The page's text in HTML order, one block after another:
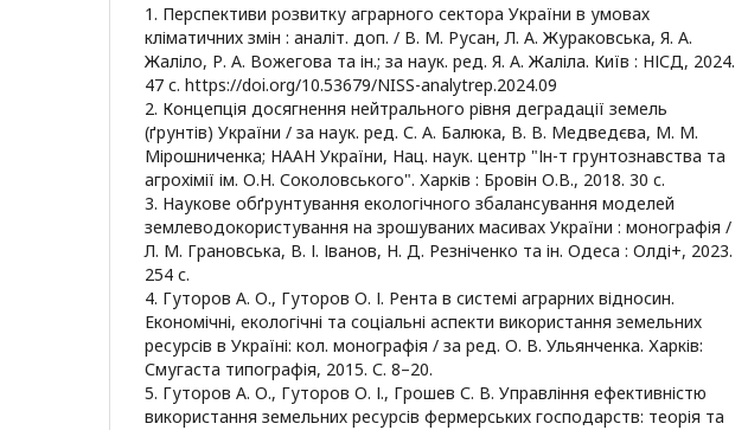
1. Перспективи розвитку аграрного сектора України в умовах
кліматичних змін : аналіт. доп. / В. М. Русан, Л. А. Жураковська, Я. А.
Жаліло, Р. А. Вожегова та ін.; за наук. ред. Я. А. Жаліла. Київ : НІСД, 2024.
47 с. https://doi.org/10.53679/NISS-analytrep.2024.09
2. Концепція досягнення нейтрального рівня деградації земель
(ґрунтів) України / за наук. ред. С. А. Балюка, В. В. Медведєва, М. М.
Мірошниченка; НААН України, Нац. наук. центр "Ін-т грунтознавства та
агрохімії ім. О.Н. Соколовського". Харків : Бровін О.В., 2018. 30 c.
3. Наукове обґрунтування екологічного збалансування моделей
землеводокористування на зрошуваних масивах України : монографія /
Л. М. Грановська, В. І. Іванов, Н. Д. Резніченко та ін. Одеса : Олді+, 2023.
254 с.
4. Гуторов А. О., Гуторов О. І. Рента в системі аграрних відносин.
Економічні, екологічні та соціальні аспекти використання земельних
ресурсів в Україні: кол. монографія / за ред. О. В. Ульянченка. Харків:
Смугаста типографія, 2015. С. 8–20.
5. Гуторов А. О., Гуторов О. І., Грошев С. В. Управління ефективністю
використання земельних ресурсів фермерських господарств: теорія та